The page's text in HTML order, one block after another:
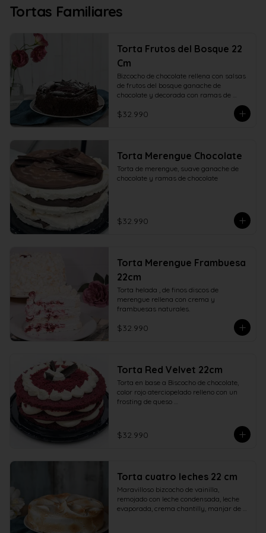
Tortas Familiares
Torta Frutos del Bosque 22
Cm
Bizcocho de chocolate rellena con salsas
de frutos del bosque ganache de
chocolate y decorada con ramas de
$32.990
Torta Merengue Chocolate
Torta de merengue, suave ganache de
chocolate y ramas de chocolate
$32.990
Torta Merengue Frambuesa
22cm
Torta helada , de finos discos de
merengue rellena con crema y
frambuesas naturales.
$32.990
Torta Red Velvet 22cm
Torta en base a Biscocho de chocolate,
color rojo aterciopelado relleno con un
frosting de queso
$32.990
Torta cuatro leches 22 cm
Maravilloso bizcocho de vainilla,
remojado con leche condensada, leche
evaporada, crema chantilly, manjar de